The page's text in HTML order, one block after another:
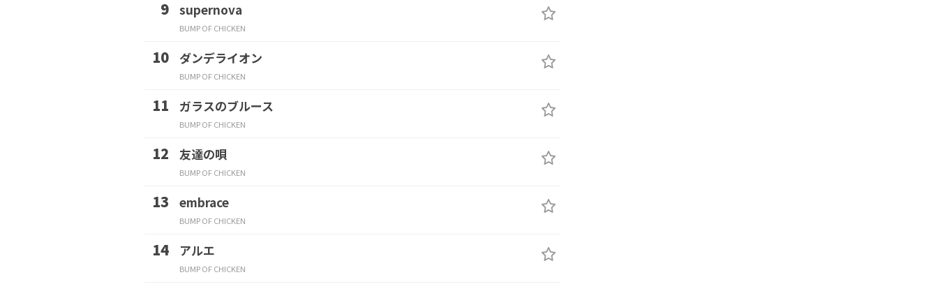
supernova
BUMP OF CHICKEN
ダンデライオン
BUMP OF CHICKEN
ガラスのブルース
BUMP OF CHICKEN
友達の唄
BUMP OF CHICKEN
embrace
BUMP OF CHICKEN
アルエ
BUMP OF CHICKEN